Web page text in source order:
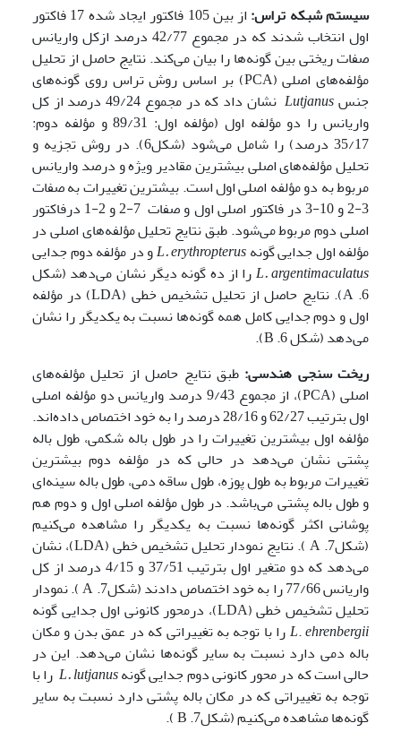
سیستم شبکه تراس:
از بین 105 فاکتور ایجاد شده 17 فاکتور
اول انتخاب شدند که در مجموع 42/77 درصد ازکل واریانس
صفات ریختی بین گونه‌ها را بیان می‌کند. نتایج حاصل از تحلیل
مؤلفه‌های اصلی (PCA) بر اساس روش تراس روی گونه‌های
جنسLutjanus
نشان داد که در مجموع 49/24 درصد از کل
واریانس را دو مؤلفه اول (مؤلفه اول: 89/31 و مؤلفه دوم:
35/17 درصد) را شامل می‌شود (شکل6). در روش تجزیه و
تحلیل مؤلفه‌های اصلی بیشترین مقادیر ویژه و درصد واریانس
مربوط به دو مؤلفه اصلی اول است. بیشترین تغییرات به صفات
3-2 و 10-3 در فاکتور اصلی اول و صفات 7-2 و 2-1 درفاکتور
اصلی دوم مربوط می‌شود. طبق نتایج تحلیل مؤلفه‌های اصلی در
مؤلفه اول جدایی گونه
L.erythropterus
و در مؤلفه دوم جدایی
L. argentimaculatusرا از ده گونه دیگر نشان می‌دهد (شکل
6. A). نتایج حاصل از تحلیل تشخیص خطی (LDA) در مؤلفه
اول و دوم جدایی کامل همه گونه‌ها نسبت به یکدیگر را نشان
می‌دهد (شکل 6. B).
ریخت سنجی هندسی:طبق نتایج حاصل از تحلیل مؤلفه‌های
اصلی (PCA)، از مجموع 9/43 درصد واریانس دو مؤلفه اصلی
اول بترتیب 62/27 و 28/16 درصد را به خود اختصاص داده‌اند.
مؤلفه اول بیشترین تغییرات را در طول باله شکمی، طول باله
پشتی نشان می‌دهد در حالی که در مؤلفه دوم بیشترین
تغییرات مربوط به طول پوزه، طول ساقه دمی، طول باله سینه‌ای
و طول باله پشتی می‌باشد. در طول مؤلفه اصلی اول و دوم هم
پوشانی اکثر گونه‌ها نسبت به یکدیگر را مشاهده می‌کنیم
(شکل7. A ). نتایج نمودار تحلیل تشخیص خطی (LDA)، نشان
می‌دهد که دو متغیر اول بترتیب 37/51 و 4/15 درصد از کل
واریانس 77/66 را به خود اختصاص دادند (شکل7. A ). نمودار
تحلیل تشخیص خطی (LDA)، درمحور کانونی اول جدایی گونه
L.ehrenbergii
را با توجه به تغییراتی که در عمق بدن و مکان
باله دمی دارد نسبت به سایر گونه‌ها نشان می‌دهد. این در
حالی است که در محور کانونی دوم جدایی گونهL. lutjanus را با
توجه به تغییراتی که در مکان باله پشتی دارد نسبت به سایر
گونه‌ها مشاهده می‌کنیم (شکل7. B ).